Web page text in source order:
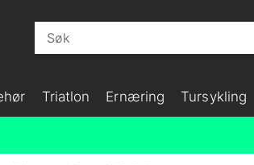
Triatlon Ernæring Tursykling